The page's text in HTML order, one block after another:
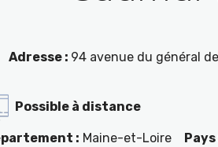
Adresse : 94 avenue du général
Possible à distance
: Maine-et-Loire Pays